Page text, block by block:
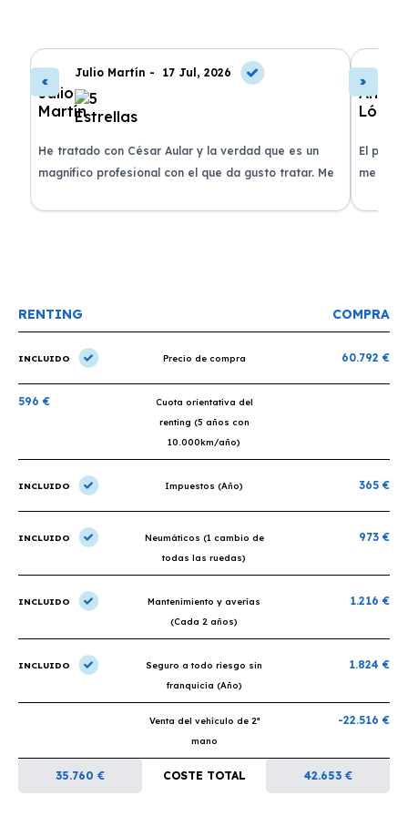
Julio Martín - 17 Jul, 2026
He tratado con César Aular y la verdad que es un
magnífico profesional con el que da gusto tratar. Me
recomiendo un montón, muchas gracias!
El
me
plazo
RENTING COMPRA
INCLUIDO Precio de compra 60.792 €
596 €
Cuota orientativa del
renting (5 años con
10.000km/año)
INCLUIDO Impuestos (Año) 365 €
INCLUIDO
Neumáticos (1 cambio de
todas las ruedas)
973 €
INCLUIDO
Mantenimiento y averías
(Cada 2 años)
1.216 €
INCLUIDO
Seguro a todo riesgo sin
franquicia (Año)
1.824 €
Venta del vehículo de 2ª
mano
-22.516 €
35.760 € COSTE TOTAL 42.653 €